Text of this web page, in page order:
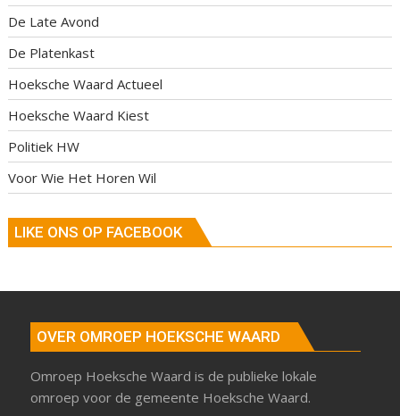
De Late Avond
De Platenkast
Hoeksche Waard Actueel
Hoeksche Waard Kiest
Politiek HW
Voor Wie Het Horen Wil
LIKE ONS OP FACEBOOK
OVER OMROEP HOEKSCHE WAARD
Omroep Hoeksche Waard is de publieke lokale
omroep voor de gemeente Hoeksche Waard.